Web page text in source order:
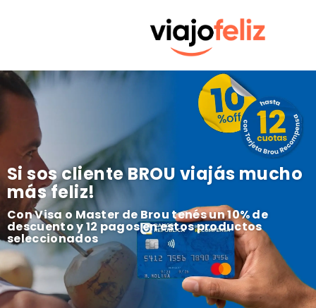
Si sos cliente BROU viajás mucho
más feliz!
Con Visa o Master de Brou tenés un 10% de
descuento y 12 pagos en estos productos
seleccionados